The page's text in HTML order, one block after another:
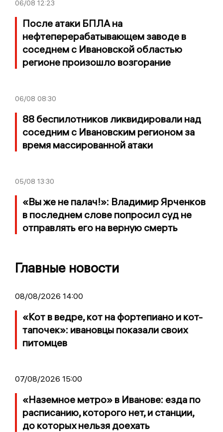
06/08 12:23
После атаки БПЛА на
нефтеперерабатывающем заводе в
соседнем с Ивановской областью
регионе произошло возгорание
06/08 08:30
88 беспилотников ликвидировали над
соседним с Ивановским регионом за
время массированной атаки
05/08 13:30
«Вы же не палач!»: Владимир Ярченков
в последнем слове попросил суд не
отправлять его на верную смерть
Главные новости
08/08/2026 14:00
«Кот в ведре, кот на фортепиано и кот-
тапочек»: ивановцы показали своих
питомцев
07/08/2026 15:00
«Наземное метро» в Иванове: езда по
расписанию, которого нет, и станции,
до которых нельзя доехать